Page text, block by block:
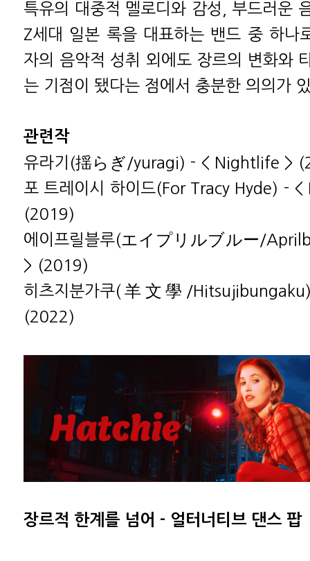
특유의 대중적 멜로디와 감성, 부드러운
Z세대 일본 록을 대표하는 밴드 중 하나
자의 음악적 성취 외에도 장르의 변화와
는 기점이 됐다는 점에서 충분한 의의가
관련작
유라기(揺らぎ/yuragi) - < Nightlife >
포 트레이시 하이드(For Tracy Hyde) -
(2019)
에이프릴블루(エイプリルブルー/
> (2019)
히츠지분가쿠(羊文學/
(2022)
장르적 한계를 넘어 - 얼터너티브 댄스 팝